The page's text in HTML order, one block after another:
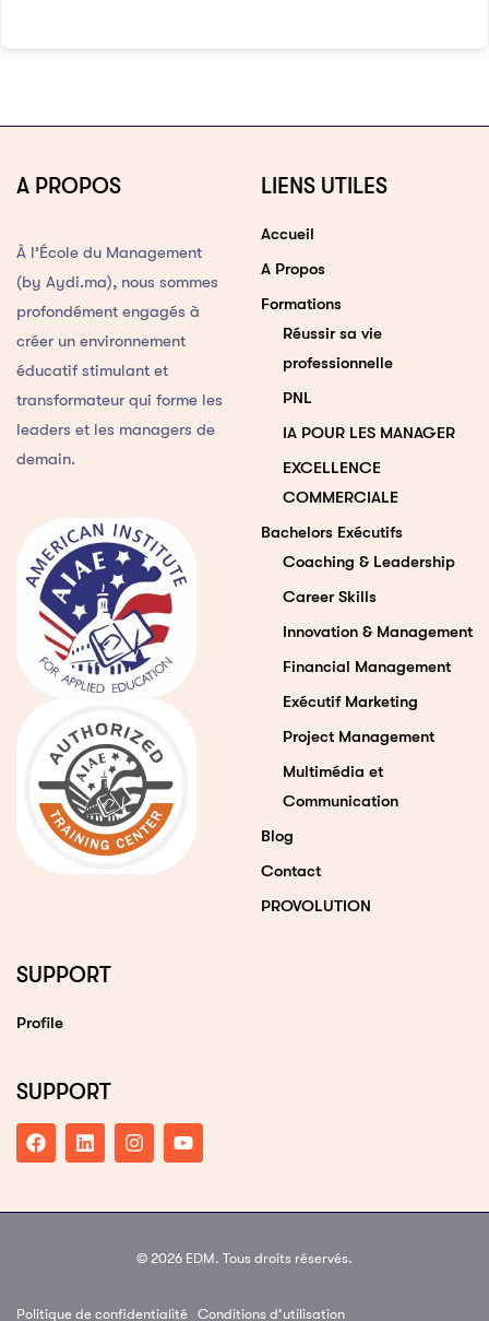
A PROPOS
À l’École du Management
(by Aydi.ma), nous sommes
profondément engagés à
créer un environnement
éducatif stimulant et
transformateur qui forme les
leaders et les managers de
demain.
LIENS UTILES
Accueil
A Propos
Formations
Réussir sa vie
professionnelle
PNL
IA POUR LES MANAGER
EXCELLENCE
COMMERCIALE
Bachelors Exécutifs
Coaching & Leadership
Career Skills
Innovation & Management
Financial Management
Exécutif Marketing
Project Management
Multimédia et
Communication
Blog
Contact
PROVOLUTION
SUPPORT
Profile
SUPPORT
© 2026 EDM. Tous droits réservés.
Politique de confidentialité Conditions d’utilisation